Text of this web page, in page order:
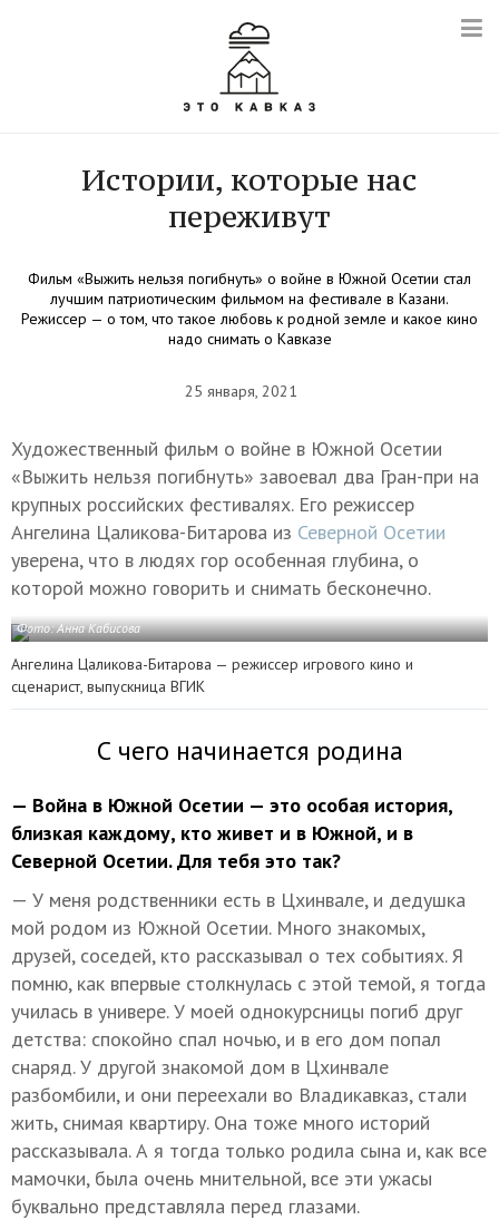
Истории, которые нас
переживут
Фильм «Выжить нельзя погибнуть» о войне в Южной Осетии стал
лучшим патриотическим фильмом на фестивале в Казани.
Режиссер — о том, что такое любовь к родной земле и какое кино
надо снимать о Кавказе
25 января, 2021
Художественный фильм о войне в Южной Осетии
«Выжить нельзя погибнуть» завоевал два Гран-при на
крупных российских фестивалях. Его режиссер
Ангелина Цаликова-Битарова из Северной Осетии
уверена, что в людях гор особенная глубина, о
которой можно говорить и снимать бесконечно.
Фото: Анна Кабисова
Ангелина Цаликова-Битарова — режиссер игрового кино и
сценарист, выпускница ВГИК
С чего начинается родина
— Война в Южной Осетии — это особая история,
близкая каждому, кто живет и в Южной, и в
Северной Осетии. Для тебя это так?
— У меня родственники есть в Цхинвале, и дедушка
мой родом из Южной Осетии. Много знакомых,
друзей, соседей, кто рассказывал о тех событиях. Я
помню, как впервые столкнулась с этой темой, я тогда
училась в универе. У моей однокурсницы погиб друг
детства: спокойно спал ночью, и в его дом попал
снаряд. У другой знакомой дом в Цхинвале
разбомбили, и они переехали во Владикавказ, стали
жить, снимая квартиру. Она тоже много историй
рассказывала. А я тогда только родила сына и, как все
мамочки, была очень мнительной, все эти ужасы
буквально представляла перед глазами.